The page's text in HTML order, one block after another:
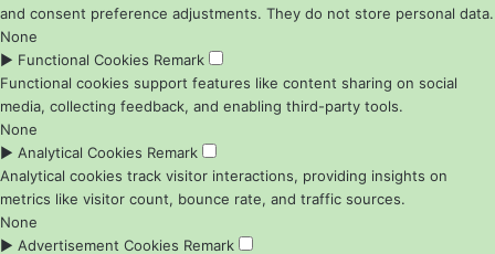
and consent preference adjustments. They do not store personal data.
None
► Functional Cookies Remark
Functional cookies support features like content sharing on social
media, collecting feedback, and enabling third-party tools.
None
► Analytical Cookies Remark
Analytical cookies track visitor interactions, providing insights on
metrics like visitor count, bounce rate, and traffic sources.
None
► Advertisement Cookies Remark